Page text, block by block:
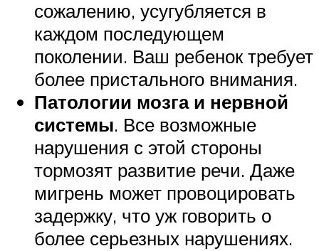
сожалению, усугубляется в
каждом последующем
поколении. Ваш ребенок требует
более пристального внимания.
Патологии мозга и нервной
системы. Все возможные
нарушения с этой стороны
тормозят развитие речи. Даже
мигрень может провоцировать
задержку, что уж говорить о
более серьезных нарушениях.